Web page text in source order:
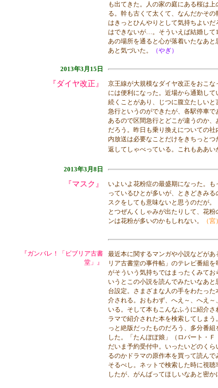
も出てきた。人の家の庭にある桜は
る。幹も古くて太くて、なんだかそ
はきっとひんやりとして気持ちよい
はできないが…。そういえば結婚して
あの場所を通ると心が落着いたなあ
あと気づいた。
（やぎ）
2013年3月15日
『ダイヤ改正』
京王線が大規模なダイヤ改正をおこ
には便利になった。近場から通勤し
続くことがあり、じつに腹立たしい
急行というのができたが、各駅停車
あるので区間急行とどこが違うのか
だろう。昨日も乗り換えについての
内放送は必要なことだけをきちっと
返してしゃべっている。これもああい
2013年3月8日
『マスク』
いよいよ花粉症の最盛期になった。
っているひとが多いが、ときどきみ
スクをしても意味ないと思うのだが。
とつぜんくしゃみが出たりして、花
ンは花粉が多いのかもしれない。
（宮
『ガンバレ！「ビブリア古書
堂」』
最近本に関するマンガや小説などが
リア古書堂の事件帖」のテレビ番組
がそういう気持ちではまったくみて
いうとこの小説を読んでみたいなあ
台設定。さまざまな人の手をわたっ
介される。おもわず、へえ～、へえ
いる。そして本もこんなふうに紹介
ラマで紹介された本を検索してしま
っと絶版だったものだろう、多分番
した。「たんぽぽ娘」（ロバート・
だいま予約受付中。いったいどのく
るのかドラマの原作本を買って読ん
そるべし。ネットで検索した時に視
したが、がんばってほしいなあと密